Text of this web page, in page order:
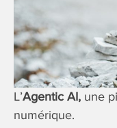
L’Agentic AI, une
numérique.